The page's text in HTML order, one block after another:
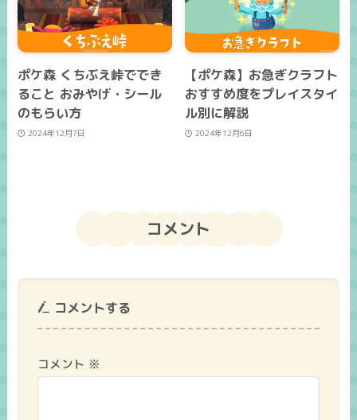
ポケ森 くちぶえ峠ででき
ること おみやげ・シール
のもらい方
2024年12月7日
【ポケ森】お急ぎクラフト
おすすめ度をプレイスタイ
ル別に解説
2024年12月6日
コメント
コメントする
コメント ※